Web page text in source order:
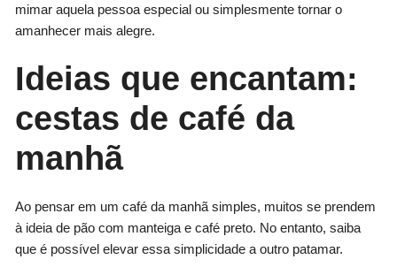
mimar aquela pessoa especial ou simplesmente tornar o
amanhecer mais alegre.
Ideias que encantam:
cestas de café da
manhã
Ao pensar em um café da manhã simples, muitos se prendem
à ideia de pão com manteiga e café preto. No entanto, saiba
que é possível elevar essa simplicidade a outro patamar.